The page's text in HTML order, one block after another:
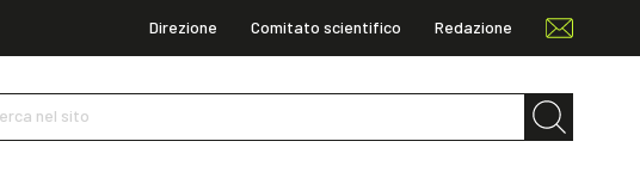
SCOPRI I DETTAGLIDirezione Comitato scientifico Redazione
nel sito